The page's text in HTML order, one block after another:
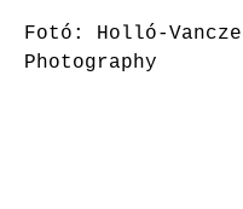
Fotó: Holló-
Photography